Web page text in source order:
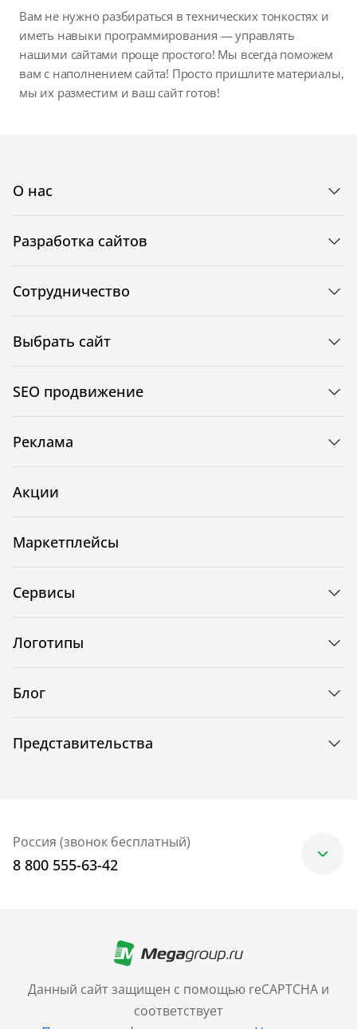
Вам не нужно разбираться в технических тонкостях и
иметь навыки программирования — управлять
нашими сайтами проще простого! Мы всегда поможем
вам с наполнением сайта! Просто пришлите материалы,
мы их разместим и ваш сайт готов!
Данный сайт защищен с помощью reCAPTCHA и
соответствует
О нас
Разработка сайтов
Сотрудничество
Выбрать сайт
SEO продвижение
Реклама
Акции
Маркетплейсы
Сервисы
Логотипы
Блог
Представительства
Россия (звонок бесплатный)
8 800 555-63-42
+7 (499) 705-30-10
Санкт-Петербург
+7 (812) 600-77-33